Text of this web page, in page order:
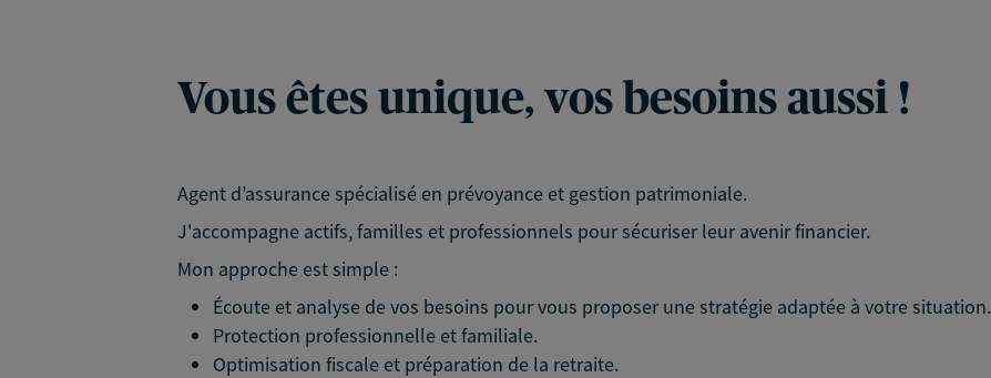
Vous êtes unique, vos besoins aussi !
Agent d’assurance spécialisé en prévoyance et gestion patrimoniale.
J'accompagne actifs, familles et professionnels pour sécuriser leur avenir financier.
Mon approche est simple :
Écoute et analyse de vos besoins pour vous proposer une stratégie adaptée à votre situation.
Protection professionnelle et familiale.
Optimisation fiscale et préparation de la retraite.